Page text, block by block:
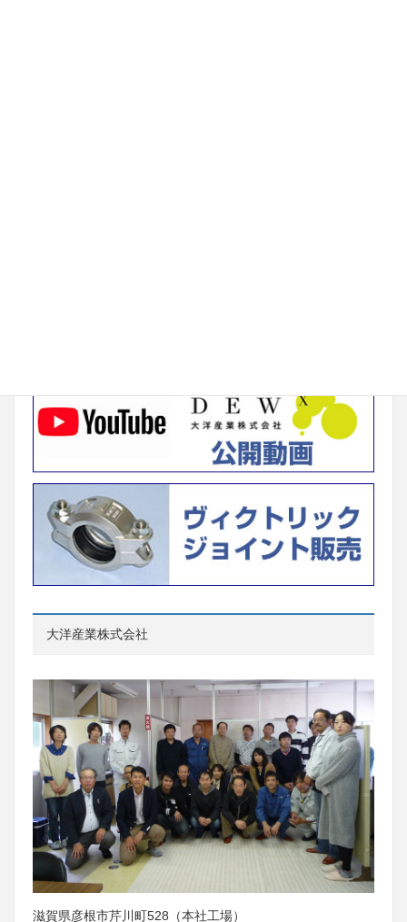
大洋産業株式会社
滋賀県彦根市芹川町528（本社工場）